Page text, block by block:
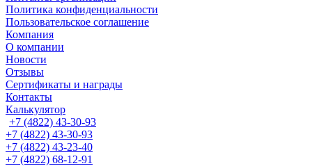
Политика конфиденциальности
Пользовательское соглашение
Компания
О компании
Новости
Отзывы
Сертификаты и награды
Контакты
Калькулятор
+7 (4822) 43-30-93
+7 (4822) 43-30-93
+7 (4822) 43-23-40
+7 (4822) 68-12-91